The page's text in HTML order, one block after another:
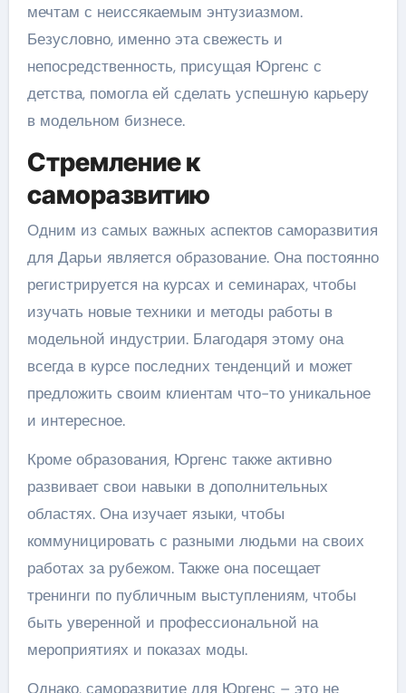
мечтам с неиссякаемым энтузиазмом.
Безусловно, именно эта свежесть и
непосредственность, присущая Юргенс с
детства, помогла ей сделать успешную карьеру
в модельном бизнесе.
Стремление к
саморазвитию
Одним из самых важных аспектов саморазвития
для Дарьи является образование. Она постоянно
регистрируется на курсах и семинарах, чтобы
изучать новые техники и методы работы в
модельной индустрии. Благодаря этому она
всегда в курсе последних тенденций и может
предложить своим клиентам что-то уникальное
и интересное.
Кроме образования, Юргенс также активно
развивает свои навыки в дополнительных
областях. Она изучает языки, чтобы
коммуницировать с разными людьми на своих
работах за рубежом. Также она посещает
тренинги по публичным выступлениям, чтобы
быть уверенной и профессиональной на
мероприятиях и показах моды.
Однако, саморазвитие для Юргенс – это не